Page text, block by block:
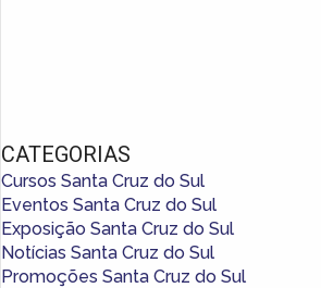
CATEGORIAS
Cursos Santa Cruz do Sul
Eventos Santa Cruz do Sul
Exposição Santa Cruz do Sul
Notícias Santa Cruz do Sul
Promoções Santa Cruz do Sul